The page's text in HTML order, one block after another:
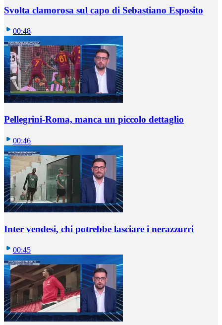
Svolta clamorosa sul capo di Sebastiano Esposito
00:48
Pellegrini-Roma, manca un piccolo dettaglio
00:46
Inter vendesi, chi potrebbe lasciare i nerazzurri
00:45